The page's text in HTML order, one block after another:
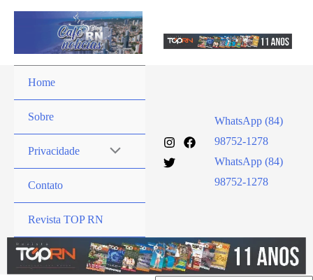
Home
Sobre
Privacidade
Contato
Revista TOP RN
WhatsApp (84)
98752-1278
WhatsApp (84)
98752-1278